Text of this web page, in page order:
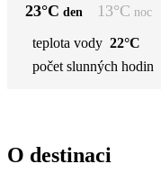
23°C den 13°C noc
teplota vody 22°C
počet slunných hodin
O destinaci